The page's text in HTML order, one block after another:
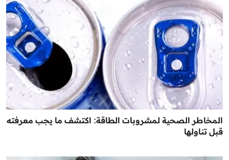
المخاطر الصحية لمشروبات الطاقة: اكتشف ما يجب معرفته
قبل تناولها